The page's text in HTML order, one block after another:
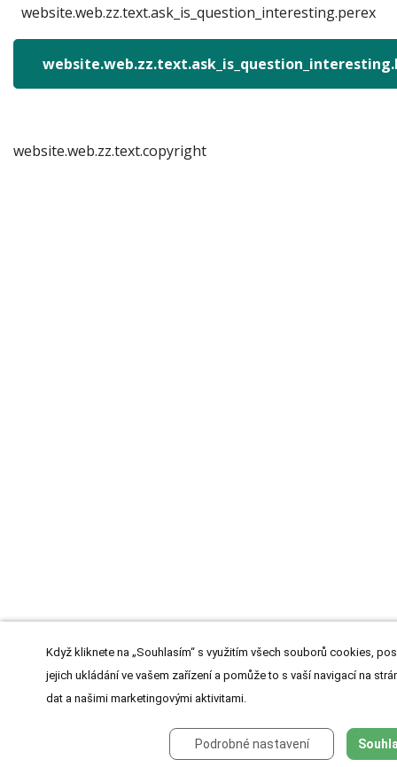
website.web.zz.text.ask_is_question_interesting.perex
website.web.zz.text.copyright
Když kliknete na „Souhlasím“ s využitím všech souborů cookies,
jejich ukládání ve vašem zařízení a pomůže to s vaší navigací na
dat a našimi marketingovými aktivitami.
Podrobné nastavení